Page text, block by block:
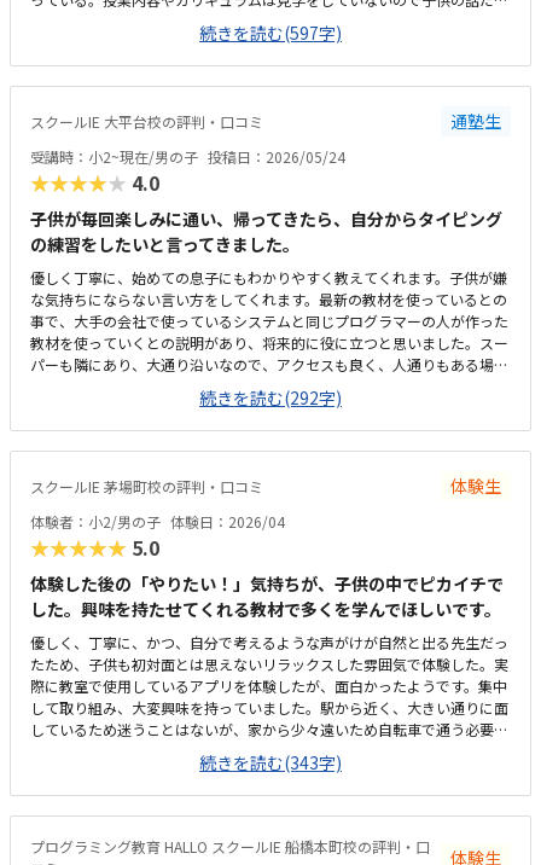
が、積極的に講師が教えていないみたい。月1回はプログラミングで作っ
たものを発表すると聞いていたが、実施してないみたい。駅からは徒歩で
すぐ来れる距離で、一本道だから迷うことなく来れるので立地は良いと思
います。駐車場はないので、車の送迎は路上駐車になります。駐輪スペー
スはあるので子供一人でも近い人なら行けると思います。奥の方まで覗い
たことはないので詳しくはわからないが、入り口や教室の内装は奇麗だと
思います。気軽に入りやすい感じがします。ひとそれぞれになってしまい
ますので何とも言えませんが、オンラインでなく、対面で教えてくれるの
で、妥当な金額と思います。子供には楽しいみたいで、家でも自由にプロ
グラミングを進めています。たまにゲームみたいなものを作っていて、親
に「やってみて」と言ってきます。プログラミング能力だけでなく創造力
も養われているのかなと感じます。今のところは特にありません。オンラ
インでなく、対面での受講は、人と接する機会の場としても良いと思いま
す。
続きを読む(597字)
スクールIE 大平台校の評判・口コミ 通塾生
受講時：小2~現在/男の子 投稿日：2026/05/24
★★★★★ 4.0
子供が毎回楽しみに通い、帰ってきたら、自分からタイピング
の練習をしたいと言ってきました。
優しく丁寧に、始めての息子にもわかりやすく教えてくれます。子供が嫌
な気持ちにならない言い方をしてくれます。最新の教材を使っているとの
事で、大手の会社で使っているシステムと同じプログラマーの人が作った
教材を使っていくとの説明があり、将来的に役に立つと思いました。スー
パーも隣にあり、大通り沿いなので、アクセスも良く、人通りもある場所
なので、安心です。いつもキレイに掃除もされていて、雰囲気も良く過ご
しやすいと思います。ただ、靴を脱ぐ所と中の境がマットだけなのて、雨
が強い日は大丈夫かなっと思います。まだ通い始めたばかりなのでわから
ないが、追加でかかるとかはなさそうなので、良かったです。
続きを読む(292字)
スクールIE 茅場町校の評判・口コミ 体験生
体験者：小2/男の子 体験日：2026/04
★★★★★ 5.0
体験した後の「やりたい！」気持ちが、子供の中でピカイチで
した。興味を持たせてくれる教材で多くを学んでほしいです。
優しく、丁寧に、かつ、自分で考えるような声がけが自然と出る先生だっ
たため、子供も初対面とは思えないリラックスした雰囲気で体験した。実
際に教室で使用しているアプリを体験したが、面白かったようです。集中
して取り組み、大変興味を持っていました。駅から近く、大きい通りに面
しているため迷うことはないが、家から少々遠いため自転車で通う必要が
あり、車どおりが多い通りをいくつも通るのが心配。体験教室と実際の教
室が同じかどうか不明なため評価は３に。体験した教室は特に問題はない
と思う。少々高めに思う。しかし、おそらく共同開発されたアプリなの
で、仕方がないのではと理解した。大きく分けて二種類の教材を利用で
き、どちらもプログラミングを学ぶが、それを多方面から学べるのが素人
から見ても良いのではと思った。
続きを読む(343字)
プログラミング教育 HALLO スクールIE 船橋本町校の評判・口
体験生